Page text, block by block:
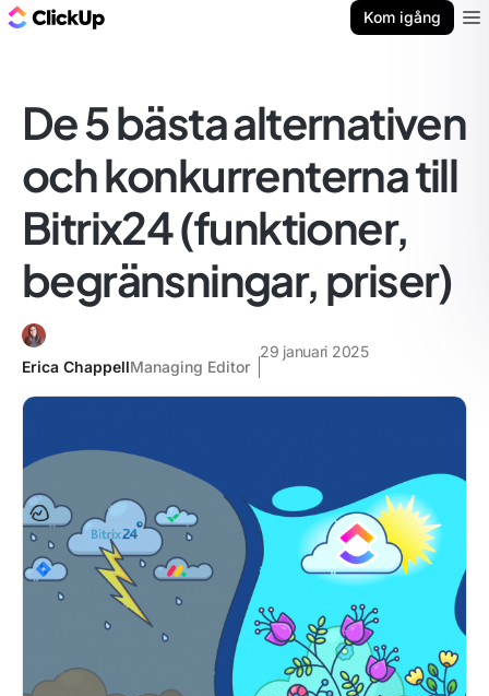
Kom igång
De 5 bästa alternativen
och konkurrenterna till
Bitrix24 (funktioner,
begränsningar, priser)
Erica ChappellManaging Editor
29 januari 2025